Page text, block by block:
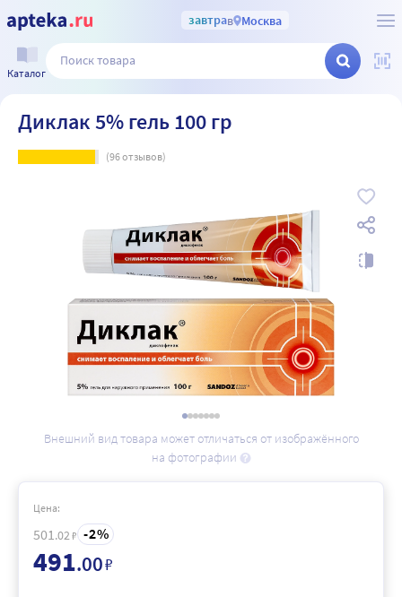
завтрав Москва
Каталог
Диклак 5% гель 100 гр
(96отзывов)
Внешний вид товара может отличаться от изображённого
на фотографии
Цена:
501 .02 ₽ 2
491.00₽